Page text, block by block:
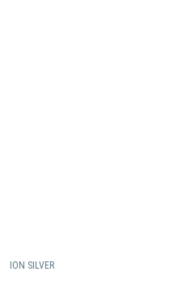
ION SILVER